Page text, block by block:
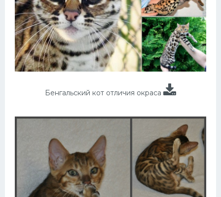
Бенгальский кот отличия окраса